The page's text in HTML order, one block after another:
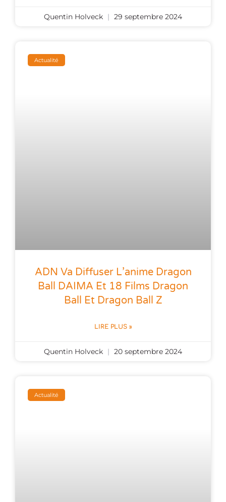
Quentin Holveck 29 septembre 2024
Actualité
ADN Va Diffuser L’anime Dragon
Ball DAIMA Et 18 Films Dragon
Ball Et Dragon Ball Z
LIRE PLUS »
Quentin Holveck 20 septembre 2024
Actualité